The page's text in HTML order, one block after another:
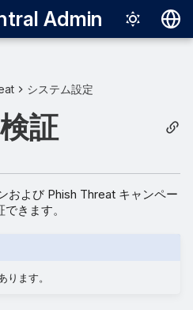
Admin
Italiano
日本語
システム設定
証
および Phish Threat キャンペー
きます。
ります。